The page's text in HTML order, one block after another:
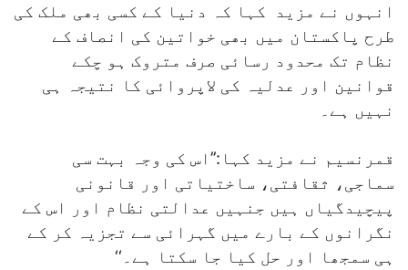
انہوں نے مزید کہا کہ دنیا کے کسی بھی ملک کی
طرح پاکستان میں بھی خواتین کی انصاف کے
نظام تک محدود رسائی صرف متروک ہو چکے
قوانین اور عدلیہ کی لاپروائی کا نتیجہ ہی
نہیں ہے۔
قمرنسیم نے مزید کہا:’’اس کی وجہ بہت سی
سماجی، ثقافتی، ساختیاتی اور قانونی
پیچیدگیاں ہیں جنہیں عدالتی نظام اور اس کے
نگرانوں کے بارے میں گہرائی سے تجزیہ کر کے
ہی سمجھا اور حل کیا جا سکتا ہے۔‘‘